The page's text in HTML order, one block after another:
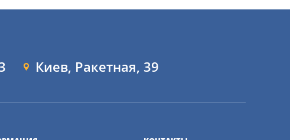
Киев, Ракетная, 39